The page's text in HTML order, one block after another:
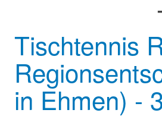
Tischtennis
in Ehmen) -